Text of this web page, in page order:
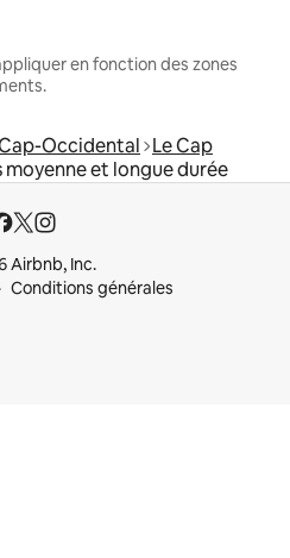
en fonction des zones
Occidental Le Cap
moyenne et longue durée
Airbnb, Inc.
Conditions générales